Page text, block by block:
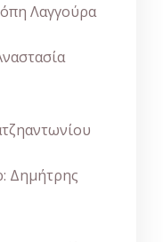
Λαγγούρα
Δημήτρης